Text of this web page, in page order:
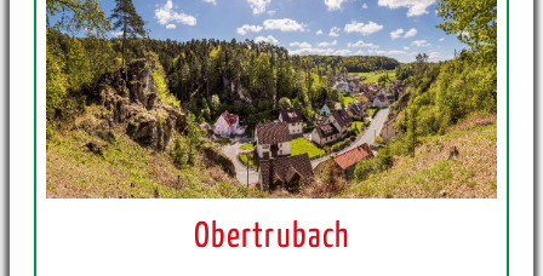
Obertrubach